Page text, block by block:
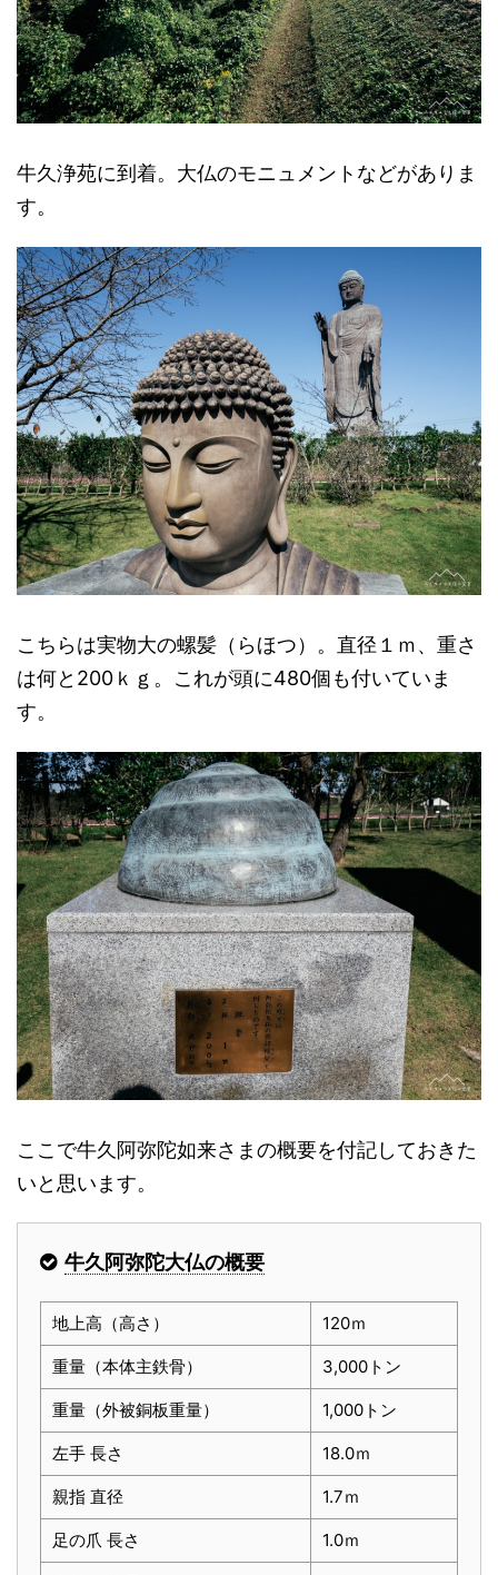
牛久浄苑に到着。大仏のモニュメントなどがありま
す。
こちらは実物大の螺髪（らほつ）。直径１ｍ、重さ
は何と200ｋｇ。これが頭に480個も付いていま
す。
ここで牛久阿弥陀如来さまの概要を付記しておきた
いと思います。
牛久阿弥陀大仏の概要
地上高（高さ） 120ｍ
重量（本体主鉄骨） 3,000トン
重量（外被銅板重量） 1,000トン
左手 長さ 18.0ｍ
親指 直径 1.7ｍ
足の爪 長さ 1.0ｍ